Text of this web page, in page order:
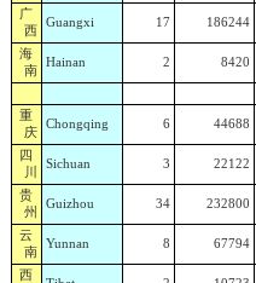
广
西
Guangxi 17 186244
海
南
Hainan 2 8420
重
庆
Chongqing 6 44688
四
川
Sichuan 3 22122
贵
州
Guizhou 34 232800
云
南
Yunnan 8 67794
西